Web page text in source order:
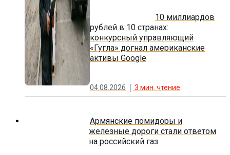
10 миллиардов
рублей в 10 странах:
конкурсный управляющий
«Гугла» догнал американские
активы Google
04.08.2026 3 мин. чтение
Армянские помидоры и
железные дороги стали ответом
на российский газ